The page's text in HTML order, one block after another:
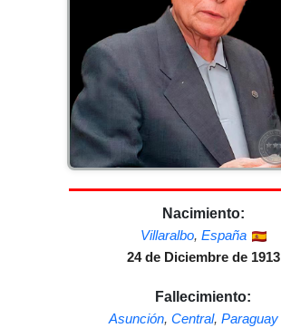
Nacimiento:
Villaralbo, España
24 de Diciembre de 1913
Fallecimiento:
Asunción, Central, Paraguay